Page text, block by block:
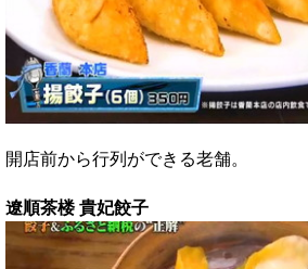
開店前から行列ができる老舗。
遼順茶楼 貴妃餃子